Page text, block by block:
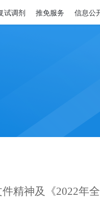
试调剂 推免服务 信息公
精神及《2022年